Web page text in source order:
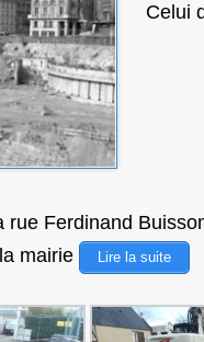
Celui
rue Ferdinand
mairie
Lire la suite